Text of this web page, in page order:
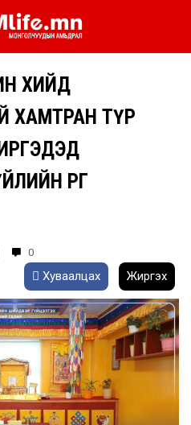
ХИЙД
ХАМТРАН ТҮР
ӨРӨӨГ
0
Хуваалцах Жиргэх